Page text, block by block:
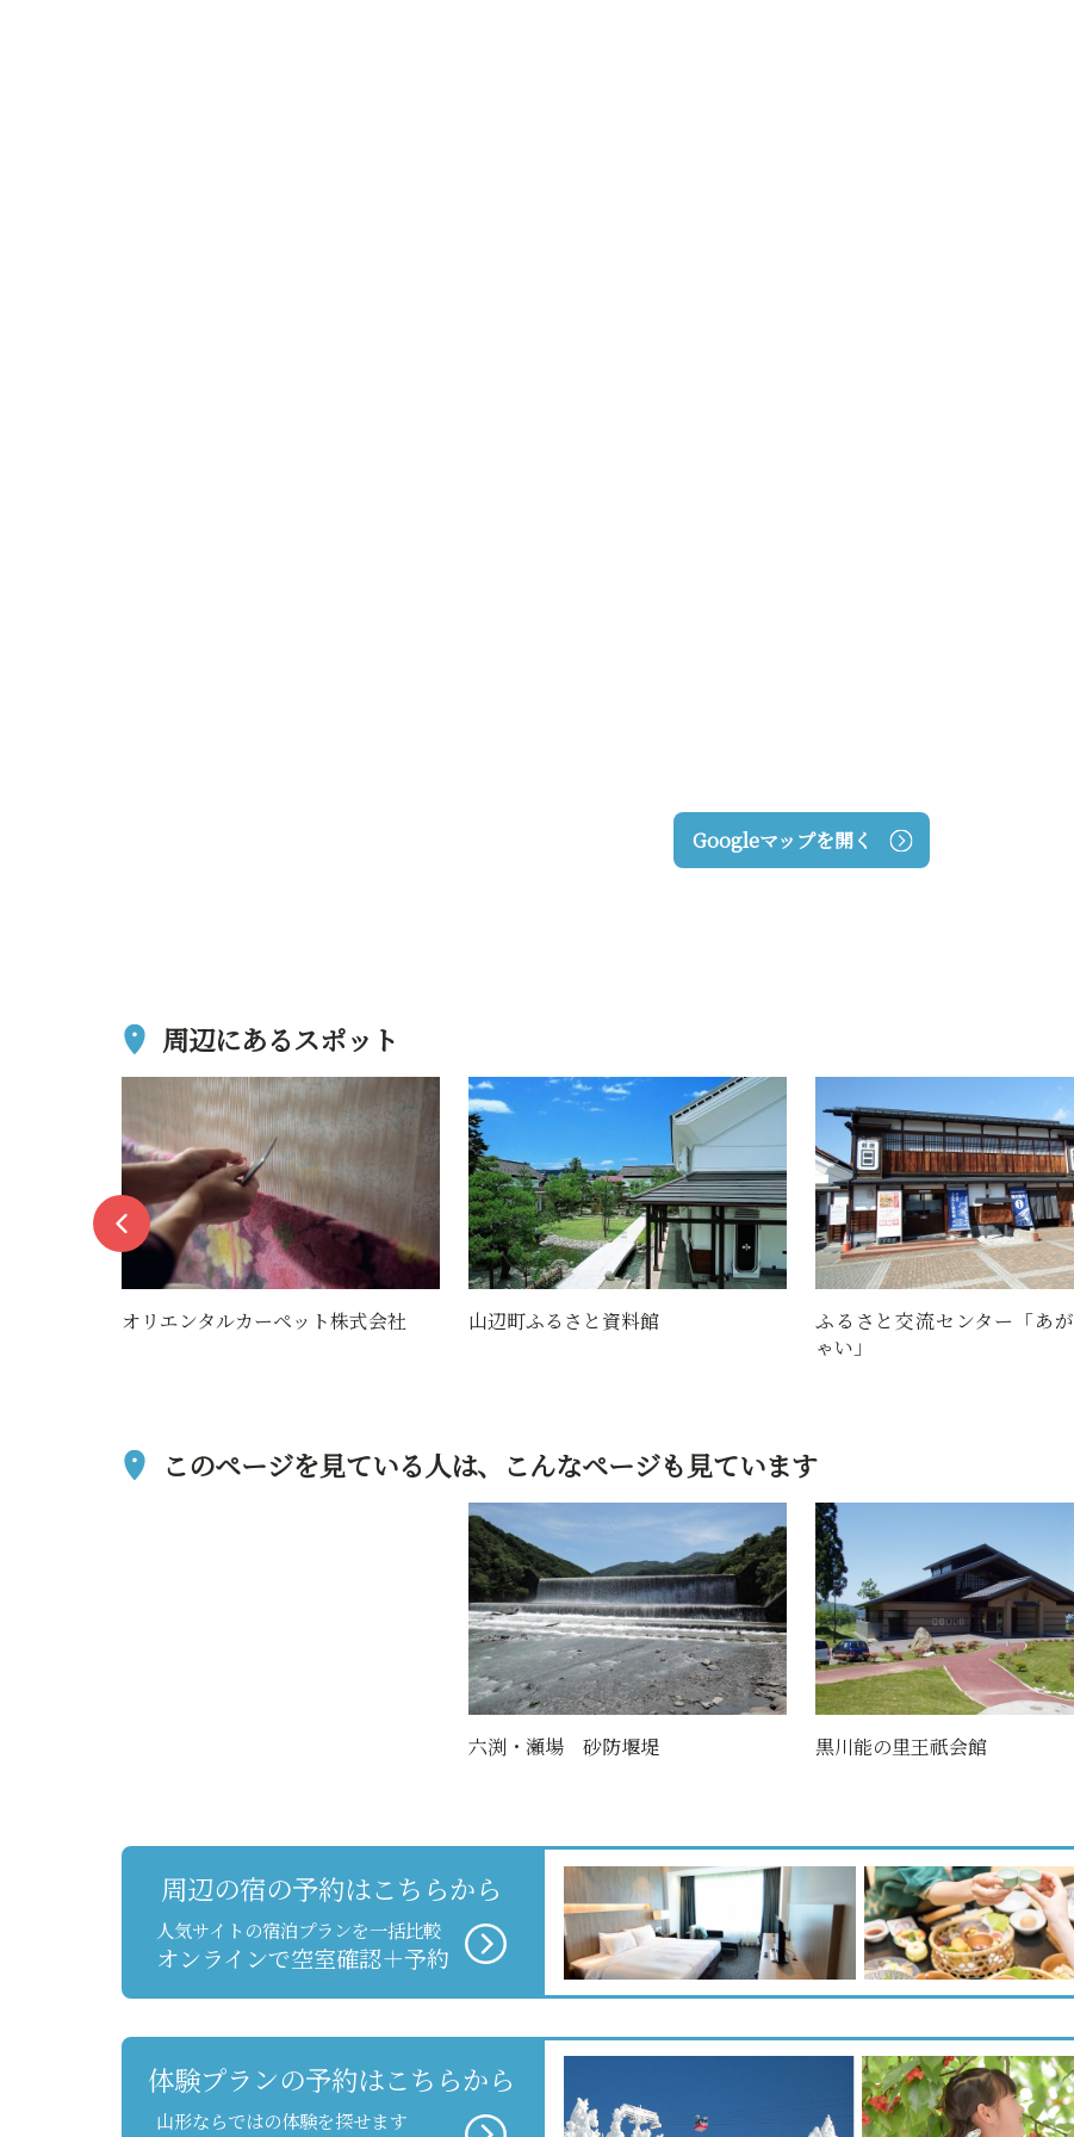
Googleマップを開く
周辺にあるスポット
山辺町ふるさと資料館
ふるさと交流センター「あがらっし
安達峰一郎博士の生家と碑
このページを見ている人は、 こんなページも見ています
六渕・瀬場 砂防堰堤 黒川能の里王祇会館
周辺の宿の予約はこちらから
人気サイトの宿泊プランを一括比較
オンラインで空室確認＋予約
体験プランの予約はこちらから
山形ならではの体験を探せます